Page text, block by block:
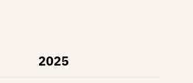
2025